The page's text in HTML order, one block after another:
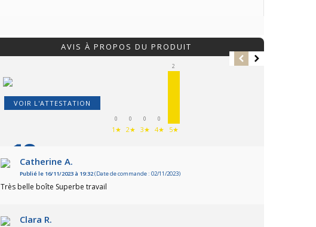
AVIS À PROPOS DU PRODUIT
VOIR L'ATTESTATION
0
1★
0
2★
0
3★
0
4★
2
5★
10/10
Catherine A.
Publié le 16/11/2023 à 19:32(Date de commande : 02/11/2023)
Très belle boîte Superbe travail
Clara R.